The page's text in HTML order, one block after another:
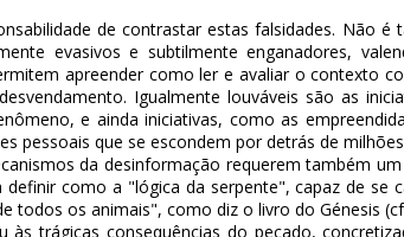
de contrastar estas falsidades. Não
evasivos e subtilmente enganadores,
apreender como ler e avaliar o contexto
Igualmente louváveis são as
e ainda iniciativas, como as
pessoais que se escondem por detrás de
da desinformação requerem também
como a "lógica da serpente", capaz de
todos os animais", como diz o livro do Génesis
às trágicas consequências do pecado,